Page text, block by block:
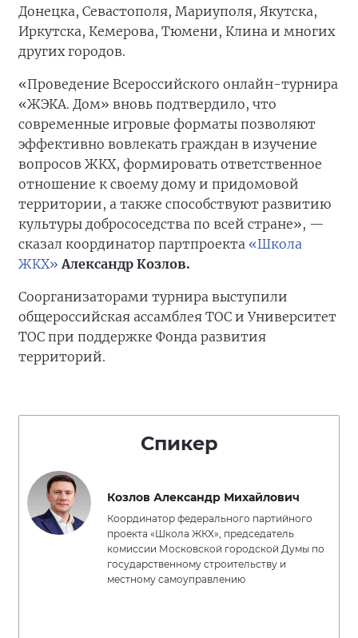
Донецка, Севастополя, Мариуполя, Якутска,
Иркутска, Кемерова, Тюмени, Клина и многих
других городов.
«Проведение Всероссийского онлайн-турнира
«ЖЭКА. Дом» вновь подтвердило, что
современные игровые форматы позволяют
эффективно вовлекать граждан в изучение
вопросов ЖКХ, формировать ответственное
отношение к своему дому и придомовой
территории, а также способствуют развитию
культуры добрососедства по всей стране», —
сказал координатор партпроекта «Школа
ЖКХ» Александр Козлов.
Соорганизаторами турнира выступили
общероссийская ассамблея ТОС и Университет
ТОС при поддержке Фонда развития
территорий.
Спикер
Козлов Александр Михайлович
Координатор федерального партийного
проекта «Школа ЖКХ», председатель
комиссии Московской городской Думы по
государственному строительству и
местному самоуправлению